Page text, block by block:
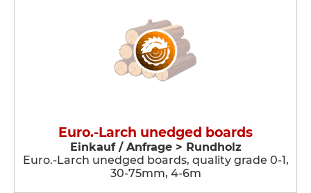
Euro.-Larch unedged boards
Einkauf / Anfrage > Rundholz
Euro.-Larch unedged boards, quality grade 0-1,
30-75mm, 4-6m